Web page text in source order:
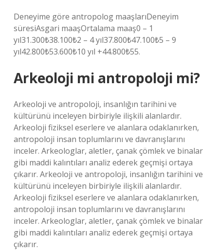
Deneyime göre antropolog maaşlarıDeneyim
süresiAsgari maaşOrtalama maaş0 – 1
yıl31.300₺38.100₺2 – 4 yıl37.800₺47.100₺5 – 9
yıl42.800₺53.600₺10 yıl +44.800₺55.
Arkeoloji mi antropoloji mi?
Arkeoloji ve antropoloji, insanlığın tarihini ve
kültürünü inceleyen birbiriyle ilişkili alanlardır.
Arkeoloji fiziksel eserlere ve alanlara odaklanırken,
antropoloji insan toplumlarını ve davranışlarını
inceler. Arkeologlar, aletler, çanak çömlek ve binalar
gibi maddi kalıntıları analiz ederek geçmişi ortaya
çıkarır. Arkeoloji ve antropoloji, insanlığın tarihini ve
kültürünü inceleyen birbiriyle ilişkili alanlardır.
Arkeoloji fiziksel eserlere ve alanlara odaklanırken,
antropoloji insan toplumlarını ve davranışlarını
inceler. Arkeologlar, aletler, çanak çömlek ve binalar
gibi maddi kalıntıları analiz ederek geçmişi ortaya
çıkarır.